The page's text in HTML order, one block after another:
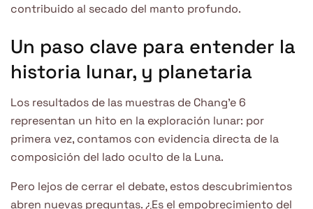
contribuido al secado del manto profundo.
Un paso clave para entender la
historia lunar, y planetaria
Los resultados de las muestras de Chang’e 6
representan un hito en la exploración lunar: por
primera vez, contamos con evidencia directa de la
composición del lado oculto de la Luna.
Pero lejos de cerrar el debate, estos descubrimientos
abren nuevas preguntas. ¿Es el empobrecimiento del